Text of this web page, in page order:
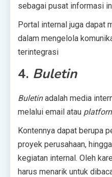
sebagai pusat informasi
Portal internal juga dapat
dalam mengelola
terintegrasi
4. Buletin
Buletinadalah media
melalui email atau
Kontennya dapat berupa
proyek perusahaan,
kegiatan internal. Oleh
harus menarik untuk